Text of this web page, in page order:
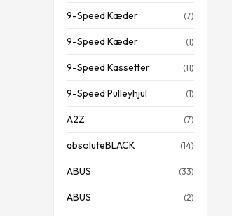
9-Speed Kæder (7)
9-Speed Kæder (1)
9-Speed Kassetter (11)
9-Speed Pulleyhjul (1)
A2Z (7)
absoluteBLACK (14)
ABUS (33)
ABUS (2)